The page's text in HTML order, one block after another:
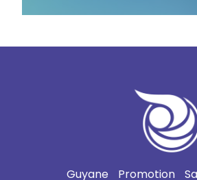
Guyane Promotion